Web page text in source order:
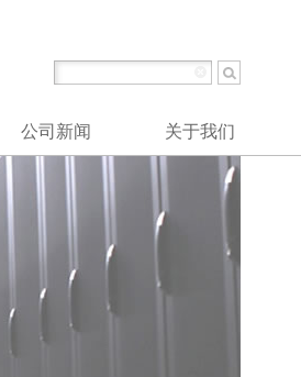
公司新闻 关于我们
公司简介
公司里程碑
使命和价值观